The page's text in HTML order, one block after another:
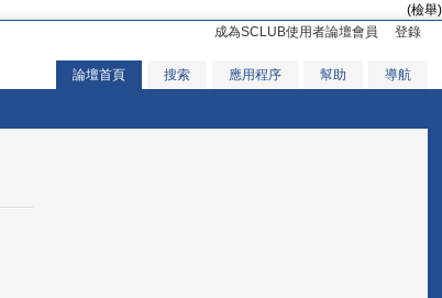
(檢舉)
成為SCLUB使用者論壇會員
登錄
論壇首頁 搜索 應用程序 幫助 導航